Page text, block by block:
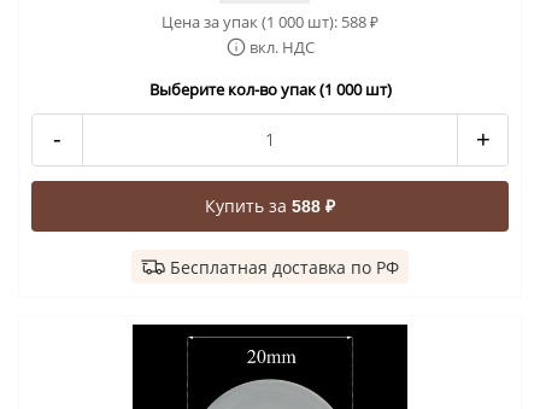
Цена за упак (1 000 шт): 588₽
вкл. НДС
Выберите кол-во упак (1 000 шт)
- +
Купить за 588 ₽
Бесплатная доставка по РФ